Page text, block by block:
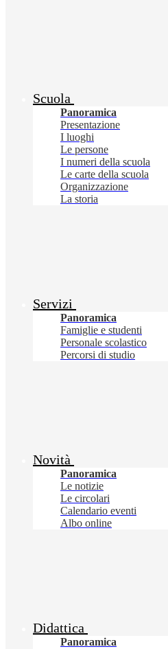
Scuola
Panoramica
Presentazione
I luoghi
Le persone
I numeri della scuola
Le carte della scuola
Organizzazione
La storia
Servizi
Panoramica
Famiglie e studenti
Personale scolastico
Percorsi di studio
Novità
Panoramica
Le notizie
Le circolari
Calendario eventi
Albo online
Didattica
Panoramica